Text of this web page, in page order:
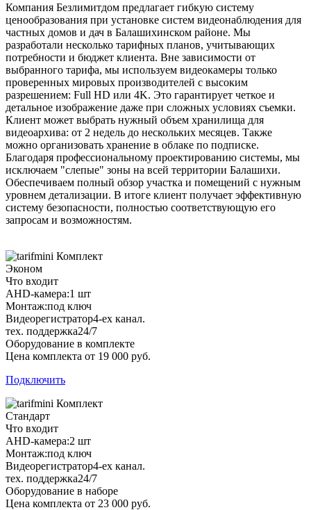
Компания Безлимитдом предлагает гибкую систему
ценообразования при установке систем видеонаблюдения для
частных домов и дач в Балашихинском районе. Мы
разработали несколько тарифных планов, учитывающих
потребности и бюджет клиента. Вне зависимости от
выбранного тарифа, мы используем видеокамеры только
проверенных мировых производителей с высоким
разрешением: Full HD или 4K. Это гарантирует четкое и
детальное изображение даже при сложных условиях съемки.
Клиент может выбрать нужный объем хранилища для
видеоархива: от 2 недель до нескольких месяцев. Также
можно организовать хранение в облаке по подписке.
Благодаря профессиональному проектированию системы, мы
исключаем "слепые" зоны на всей территории Балашихи.
Обеспечиваем полный обзор участка и помещений с нужным
уровнем детализации. В итоге клиент получает эффективную
систему безопасности, полностью соответствующую его
запросам и возможностям.
Комплект
Эконом
Что входит
AHD-камера:1 шт
Монтаж:под ключ
Видеорегистратор4-ех канал.
тех. поддержка24/7
Оборудование в комплекте
Цена комплекта от 19 000 руб.
Подключить
Комплект
Стандарт
Что входит
AHD-камера:2 шт
Монтаж:под ключ
Видеорегистратор4-ех канал.
тех. поддержка24/7
Оборудование в наборе
Цена комплекта от 23 000 руб.